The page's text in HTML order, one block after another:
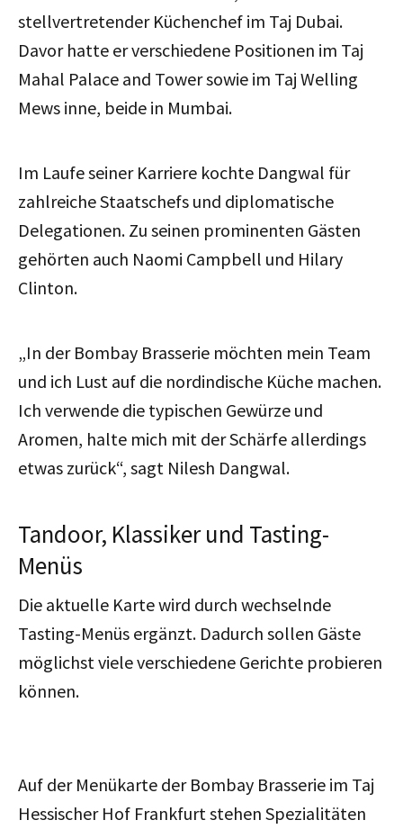
stellvertretender Küchenchef im Taj Dubai.
Davor hatte er verschiedene Positionen im Taj
Mahal Palace and Tower sowie im Taj Welling
Mews inne, beide in Mumbai.
Im Laufe seiner Karriere kochte Dangwal für
zahlreiche Staatschefs und diplomatische
Delegationen. Zu seinen prominenten Gästen
gehörten auch Naomi Campbell und Hilary
Clinton.
„In der Bombay Brasserie möchten mein Team
und ich Lust auf die nordindische Küche machen.
Ich verwende die typischen Gewürze und
Aromen, halte mich mit der Schärfe allerdings
etwas zurück“, sagt Nilesh Dangwal.
Tandoor, Klassiker und Tasting-
Menüs
Die aktuelle Karte wird durch wechselnde
Tasting-Menüs ergänzt. Dadurch sollen Gäste
möglichst viele verschiedene Gerichte probieren
können.
Auf der Menükarte der Bombay Brasserie im Taj
Hessischer Hof Frankfurt stehen Spezialitäten